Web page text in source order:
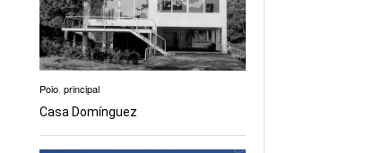
Poio principal
Casa Domínguez